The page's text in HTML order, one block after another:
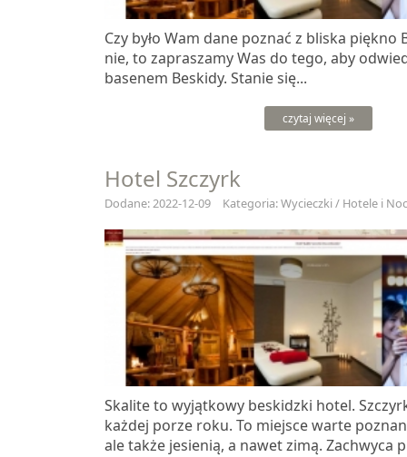
Czy było Wam dane poznać z bliska piękno
nie, to zapraszamy Was do tego, aby
basenem Beskidy. Stanie się...
czytaj więcej »
Hotel Szczyrk
Dodane: 2022-12-09 Kategoria: Wycieczki / Hotele i
Skalite to wyjątkowy beskidzki hotel.
każdej porze roku. To miejsce warte
ale także jesienią, a nawet zimą. Zachwyca